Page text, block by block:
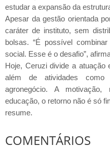
estudar a expansão da
Apesar da gestão orientada
caráter de instituto, sem
bolsas. “É possível
social. Esse é o desafio”,
Hoje, Ceruzi divide a atuação
além de atividades como
agronegócio. A
educação, o retorno não é só
resume.
COMENTÁRIOS